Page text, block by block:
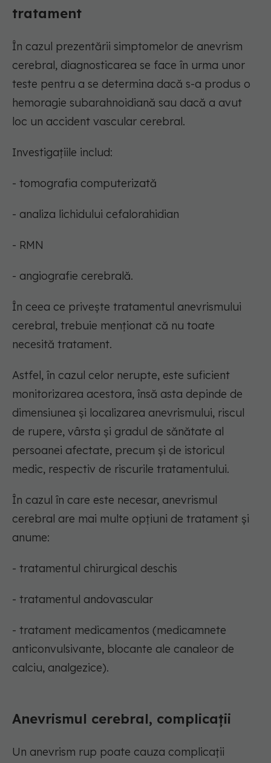
tratament
În cazul prezentării simptomelor de anevrism
cerebral, diagnosticarea se face în urma unor
teste pentru a se determina dacă s-a produs o
hemoragie subarahnoidiană sau dacă a avut
loc un accident vascular cerebral.
Investigațiile includ:
- tomografia computerizată
- analiza lichidului cefalorahidian
- RMN
- angiografie cerebrală.
În ceea ce privește tratamentul anevrismului
cerebral, trebuie menționat că nu toate
necesită tratament.
Astfel, în cazul celor nerupte, este suficient
monitorizarea acestora, însă asta depinde de
dimensiunea și localizarea anevrismului, riscul
de rupere, vârsta și gradul de sănătate al
persoanei afectate, precum și de istoricul
medic, respectiv de riscurile tratamentului.
În cazul în care este necesar, anevrismul
cerebral are mai multe opțiuni de tratament și
anume:
- tratamentul chirurgical deschis
- tratamentul andovascular
- tratament medicamentos (medicamnete
anticonvulsivante, blocante ale canaleor de
calciu, analgezice).
Anevrismul cerebral, complicații
Un anevrism rup poate cauza complicații